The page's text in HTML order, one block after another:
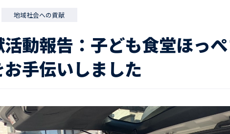
地域社会への貢献
動報告：子ども食堂ほっ
手伝いしました